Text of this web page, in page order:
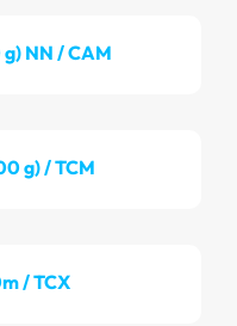
NN / CAM
g) / TCM
/ TCX